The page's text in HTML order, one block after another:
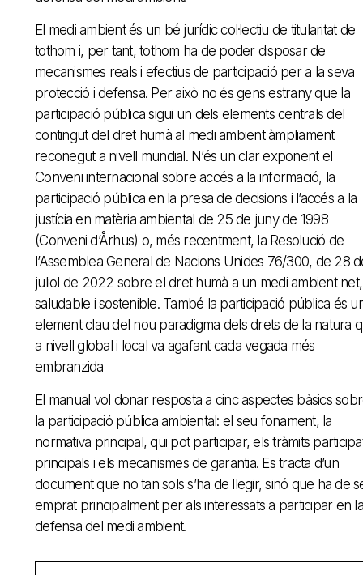
El medi ambient és un bé jurídic col·lectiu de titularitat de
tothom i, per tant, tothom ha de poder disposar de
mecanismes reals i efectius de participació per a la seva
protecció i defensa. Per això no és gens estrany que la
participació pública sigui un dels elements centrals del
contingut del dret humà al medi ambient àmpliament
reconegut a nivell mundial. N’és un clar exponent el
Conveni internacional sobre accés a la informació, la
participació pública en la presa de decisions i l’accés a la
justícia en matèria ambiental de 25 de juny de 1998
(Conveni d’Århus) o, més recentment, la Resolució de
l’Assemblea General de Nacions Unides 76/300, de 28
juliol de 2022 sobre el dret humà a un medi ambient net,
saludable i sostenible. També la participació pública és
element clau del nou paradigma dels drets de la natura
a nivell global i local va agafant cada vegada més
embranzida
El manual vol donar resposta a cinc aspectes bàsics
la participació pública ambiental: el seu fonament, la
normativa principal, qui pot participar, els tràmits
principals i els mecanismes de garantia. Es tracta d’un
document que no tan sols s’ha de llegir, sinó que ha de
emprat principalment per als interessats a participar en la
defensa del medi ambient.